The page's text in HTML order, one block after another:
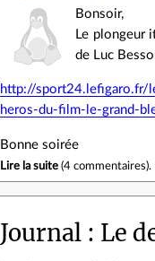
Bonsoir,
Le plongeur
de Luc
http://
heros-du-film-le-grand-
Bonne soirée
Lire la suite (4 commentaires).
Journal Le